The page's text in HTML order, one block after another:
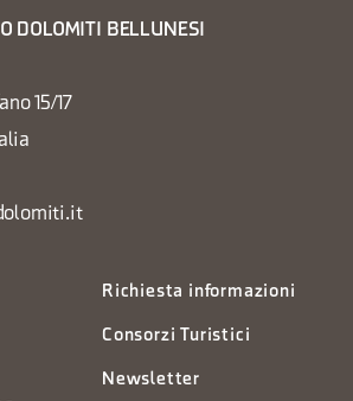
DOLOMITI BELLUNESI
15/17
Richiesta informazioni
Consorzi Turistici
Newsletter